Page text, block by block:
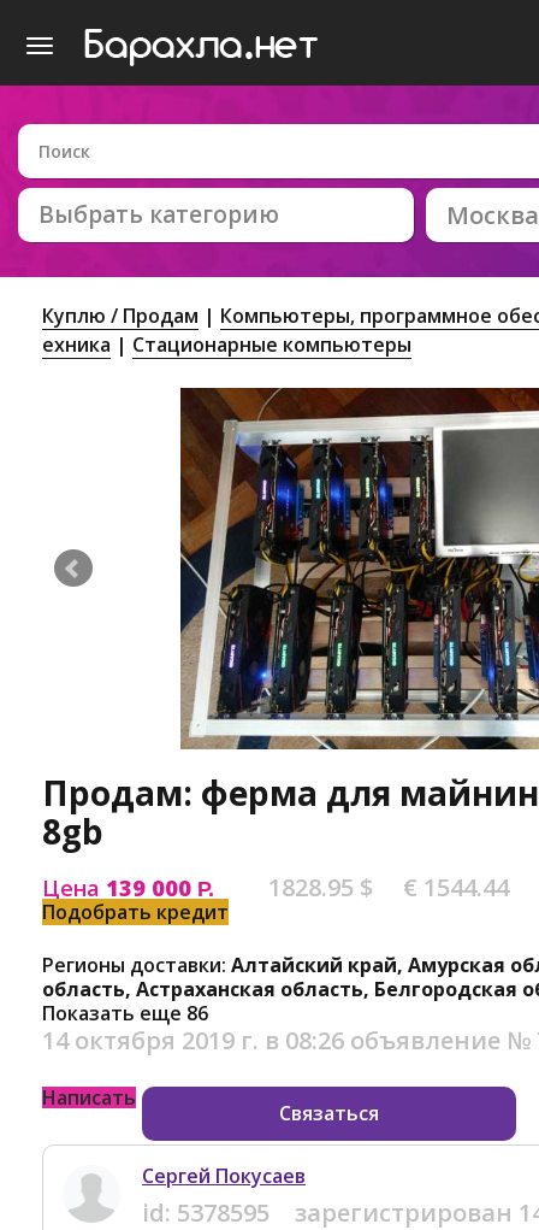
Выбрать категорию Москва
Куплю / Продам
Компьютеры, программное
ехника
Стационарные компьютеры
Продам: ферма для
8gb
Цена 139 000 Р. 1828.95 $ € 1544.44
Подобрать кредит
Регионы доставки: Алтайский край, Амурская
область, Астраханская область, Белгородская
Показать еще 86
14 октября 2019 г. в 08:26 объявление №
Написать
Связаться
Сергей Покусаев
id: 5378595 зарегистрирован